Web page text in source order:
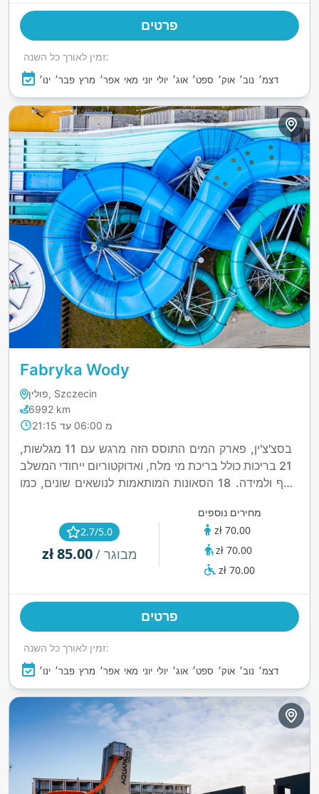
פרטים
זמין לאורך כל השנה:
ינו׳ פבר׳ מרץ אפר׳ מאי יוני יולי אוג׳ ספט׳ אוק׳ נוב׳ דצמ׳
Fabryka Wody
פולין, Szczecin
6992 km
מ 06:00 עד 21:15
בסצ'צ'ין, פארק המים התוסס הזה מרגש עם 11 מגלשות,
21 בריכות כולל בריכת מי מלח, ואדוקטוריום ייחודי המשלב
כיף ולמידה. 18 הסאונות המותאמות לנושאים שונים, כמו
2.7/5.0
zł 85.00 / מבוגר
מחירים נוספים
zł 70.00
zł 70.00
zł 70.00
פרטים
זמין לאורך כל השנה:
ינו׳ פבר׳ מרץ אפר׳ מאי יוני יולי אוג׳ ספט׳ אוק׳ נוב׳ דצמ׳